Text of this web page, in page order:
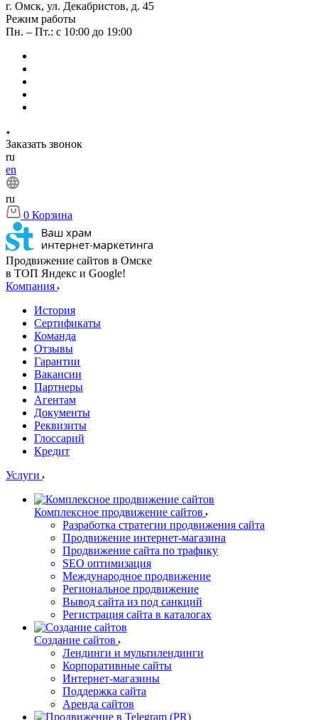
г. Омск, ул. Декабристов, д. 45
Режим работы
Пн. – Пт.: с 10:00 до 19:00
Заказать звонок
ru
en
ru
0 Корзина
Продвижение сайтов в Омске
в ТОП Яндекс и Google!
Компания
История
Сертификаты
Команда
Отзывы
Гарантии
Вакансии
Партнеры
Агентам
Документы
Реквизиты
Глоссарий
Кредит
Услуги
Комплексное продвижение сайтов
Разработка стратегии продвижения сайта
Продвижение интернет-магазина
Продвижение сайта по трафику
SEO оптимизация
Международное продвижение
Региональное продвижение
Вывод сайта из под санкций
Регистрация сайта в каталогах
Создание сайтов
Лендинги и мультилендинги
Корпоративные сайты
Интернет-магазины
Поддержка сайта
Аренда сайтов